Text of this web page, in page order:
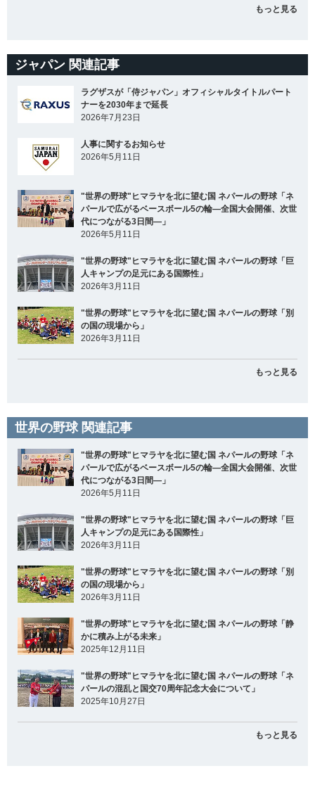
もっと見る
ジャパン 関連記事
ラグザスが「侍ジャパン」オフィシャルタイトルパート
ナーを2030年まで延長
2026年7月23日
人事に関するお知らせ
2026年5月11日
"世界の野球"ヒマラヤを北に望む国 ネパールの野球「ネ
パールで広がるベースボール5の輪―全国大会開催、次世
代につながる3日間―」
2026年5月11日
"世界の野球"ヒマラヤを北に望む国 ネパールの野球「巨
人キャンプの足元にある国際性」
2026年3月11日
"世界の野球"ヒマラヤを北に望む国 ネパールの野球「別
の国の現場から」
2026年3月11日
もっと見る
世界の野球 関連記事
"世界の野球"ヒマラヤを北に望む国 ネパールの野球「ネ
パールで広がるベースボール5の輪―全国大会開催、次世
代につながる3日間―」
2026年5月11日
"世界の野球"ヒマラヤを北に望む国 ネパールの野球「巨
人キャンプの足元にある国際性」
2026年3月11日
"世界の野球"ヒマラヤを北に望む国 ネパールの野球「別
の国の現場から」
2026年3月11日
"世界の野球"ヒマラヤを北に望む国 ネパールの野球「静
かに積み上がる未来」
2025年12月11日
"世界の野球"ヒマラヤを北に望む国 ネパールの野球「ネ
パールの混乱と国交70周年記念大会について」
2025年10月27日
もっと見る